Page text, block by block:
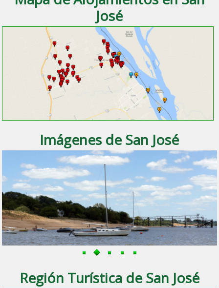
José
Imágenes de San José
Región Turística de San José